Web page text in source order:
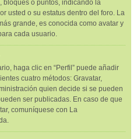
bloques o puntos, indicando la
usted o su estatus dentro del foro. La
grande, es conocida como avatar y
cada usuario.
haga clic en “Perfil” puede añadir
cuatro métodos: Gravatar,
quien decide si se pueden
ser publicadas. En caso de que
comuníquese con La